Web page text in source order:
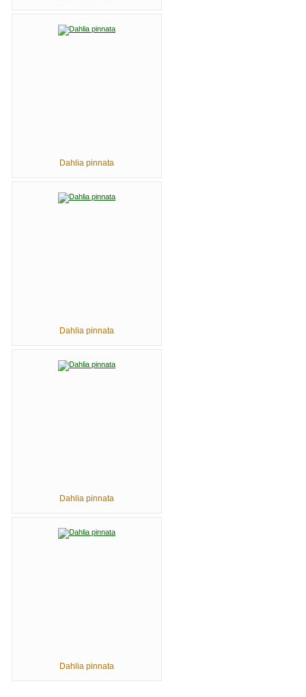
Dahlia pinnata
Dahlia pinnata
Dahlia pinnata
Dahlia pinnata